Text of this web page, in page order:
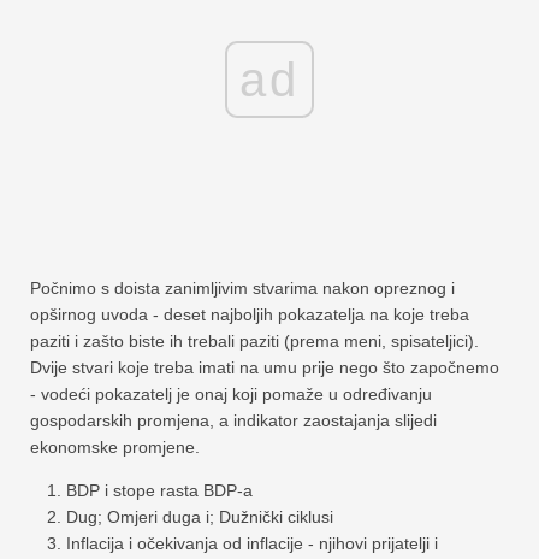
ad
Počnimo s doista zanimljivim stvarima nakon opreznog i
opširnog uvoda - deset najboljih pokazatelja na koje treba
paziti i zašto biste ih trebali paziti (prema meni, spisateljici).
Dvije stvari koje treba imati na umu prije nego što započnemo
- vodeći pokazatelj je onaj koji pomaže u određivanju
gospodarskih promjena, a indikator zaostajanja slijedi
ekonomske promjene.
BDP i stope rasta BDP-a
Dug; Omjeri duga i; Dužnički ciklusi
Inflacija i očekivanja od inflacije - njihovi prijatelji i